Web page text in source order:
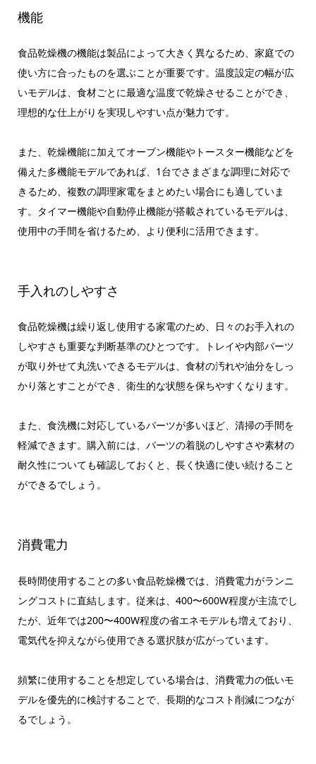
機能
食品乾燥機の機能は製品によって大きく異なるため、家庭での
使い方に合ったものを選ぶことが重要です。温度設定の幅が広
いモデルは、食材ごとに最適な温度で乾燥させることができ、
理想的な仕上がりを実現しやすい点が魅力です。
また、乾燥機能に加えてオーブン機能やトースター機能などを
備えた多機能モデルであれば、1台でさまざまな調理に対応で
きるため、複数の調理家電をまとめたい場合にも適していま
す。タイマー機能や自動停止機能が搭載されているモデルは、
使用中の手間を省けるため、より便利に活用できます。
手入れのしやすさ
食品乾燥機は繰り返し使用する家電のため、日々のお手入れの
しやすさも重要な判断基準のひとつです。トレイや内部パーツ
が取り外せて丸洗いできるモデルは、食材の汚れや油分をしっ
かり落とすことができ、衛生的な状態を保ちやすくなります。
また、食洗機に対応しているパーツが多いほど、清掃の手間を
軽減できます。購入前には、パーツの着脱のしやすさや素材の
耐久性についても確認しておくと、長く快適に使い続けること
ができるでしょう。
消費電力
長時間使用することの多い食品乾燥機では、消費電力がランニ
ングコストに直結します。従来は、400〜600W程度が主流でし
たが、近年では200〜400W程度の省エネモデルも増えており、
電気代を抑えながら使用できる選択肢が広がっています。
頻繁に使用することを想定している場合は、消費電力の低いモ
デルを優先的に検討することで、長期的なコスト削減につなが
るでしょう。